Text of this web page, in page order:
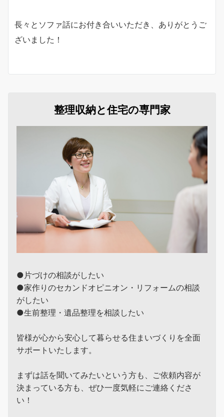
長々とソファ話にお付き合いいただき、ありがとうご
ざいました！
整理収納と住宅の専門家
●片づけの相談がしたい
●家作りのセカンドオピニオン・リフォームの相談
がしたい
●生前整理・遺品整理を相談したい
皆様が心から安心して暮らせる住まいづくりを全面
サポートいたします。
まずは話を聞いてみたいという方も、ご依頼内容が
決まっている方も、ぜひ一度気軽にご連絡くださ
い！